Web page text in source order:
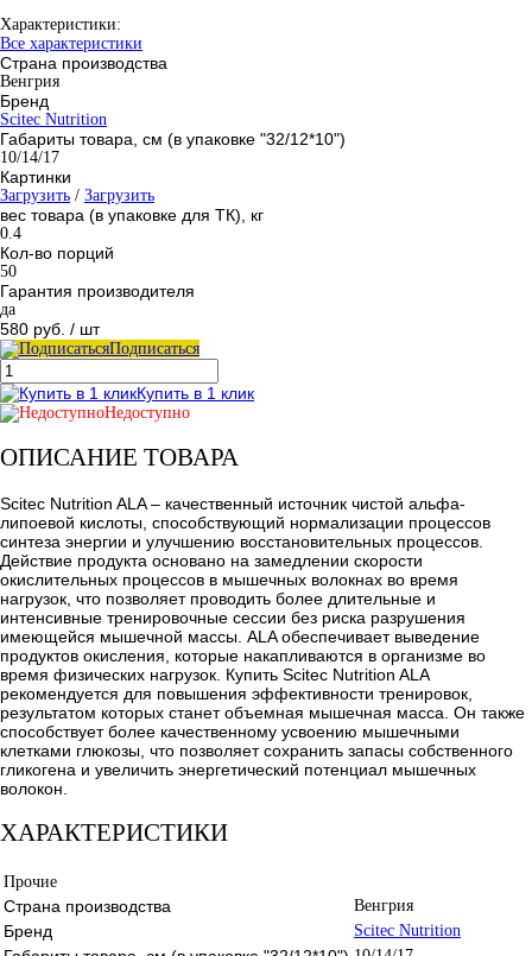
Характеристики:
Все характеристики
Страна производства
Венгрия
Бренд
Scitec Nutrition
Габариты товара, см (в упаковке "32/12*10")
10/14/17
Картинки
Загрузить / Загрузить
вес товара (в упаковке для ТК), кг
0.4
Кол-во порций
50
Гарантия производителя
да
580 руб. / шт
Подписаться
Купить в 1 клик
Недоступно
ОПИСАНИЕ ТОВАРА
Scitec Nutrition ALA – качественный источник чистой альфа-
липоевой кислоты, способствующий нормализации процессов
синтеза энергии и улучшению восстановительных процессов.
Действие продукта основано на замедлении скорости
окислительных процессов в мышечных волокнах во время
нагрузок, что позволяет проводить более длительные и
интенсивные тренировочные сессии без риска разрушения
имеющейся мышечной массы. ALA обеспечивает выведение
продуктов окисления, которые накапливаются в организме во
время физических нагрузок. Купить Scitec Nutrition ALA
рекомендуется для повышения эффективности тренировок,
результатом которых станет объемная мышечная масса. Он также
способствует более качественному усвоению мышечными
клетками глюкозы, что позволяет сохранить запасы собственного
гликогена и увеличить энергетический потенциал мышечных
волокон.
ХАРАКТЕРИСТИКИ
Прочие
Страна производства Венгрия
Бренд Scitec Nutrition